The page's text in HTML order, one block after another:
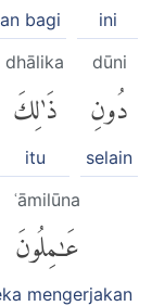
ini
bagi
dūni
دُونِ
selain
dhālika
ذَٰلِكَ
itu
ʿāmilūna
عَٰمِلُونَ
mengerjakan